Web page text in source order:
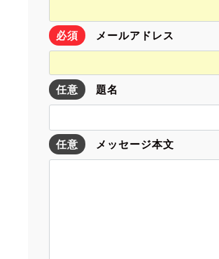
必須 メールアドレス
任意 題名
任意 メッセージ本文